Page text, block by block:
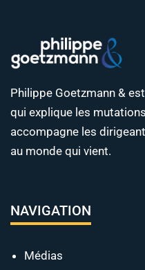
Philippe Goetzmann &
qui explique les
accompagne les
au monde qui vient.
NAVIGATION
Médias